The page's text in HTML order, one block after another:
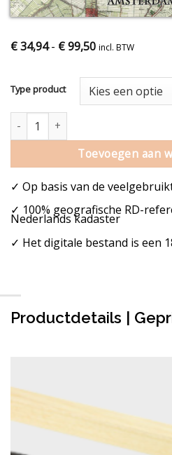
€34,94- €99,50 incl. BTW
Type product
Oude kaart Amsterdam aantal
Toevoegen aan
✓ Op basis van de
✓ 100% geografische RD-
Nederlands kadaster
✓ Het digitale bestand is een
Productdetails |